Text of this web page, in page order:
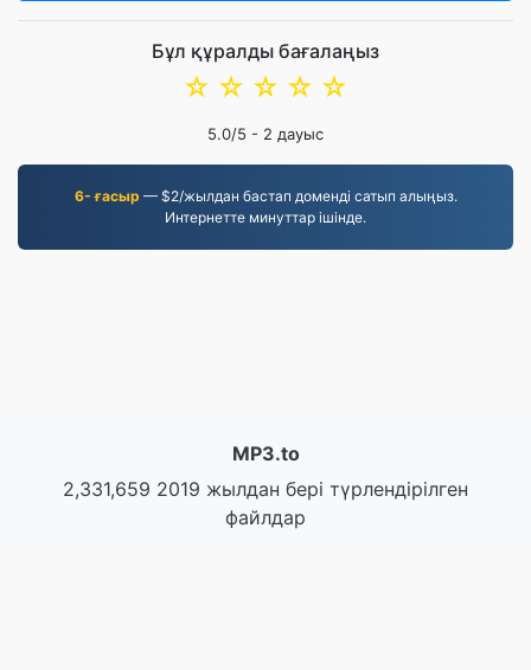
Бұл құралды бағалаңыз
☆
☆
☆
☆
☆
5.0/5 - 2 дауыс
6- ғасыр — $2/жылдан бастап доменді сатып алыңыз.
Интернетте минуттар ішінде.
MP3.to
2,331,659 2019 жылдан бері түрлендірілген
файлдар